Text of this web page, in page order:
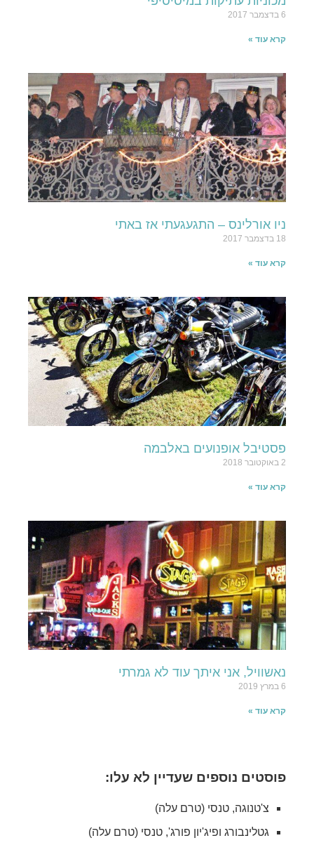
6 בדצמבר 2017
קרא עוד »
ניו אורלינס – התגעגעתי אז באתי
18 בדצמבר 2017
קרא עוד »
פסטיבל אופנועים באלבמה
2 באוקטובר 2018
קרא עוד »
נאשוויל, אני איתך עוד לא גמרתי
6 במרץ 2019
קרא עוד »
פוסטים נוספים שעדיין לא עלו:
צ'טנוגה, טנסי (טרם עלה)
גטלינבורג ופיג'יון פורג', טנסי (טרם עלה)